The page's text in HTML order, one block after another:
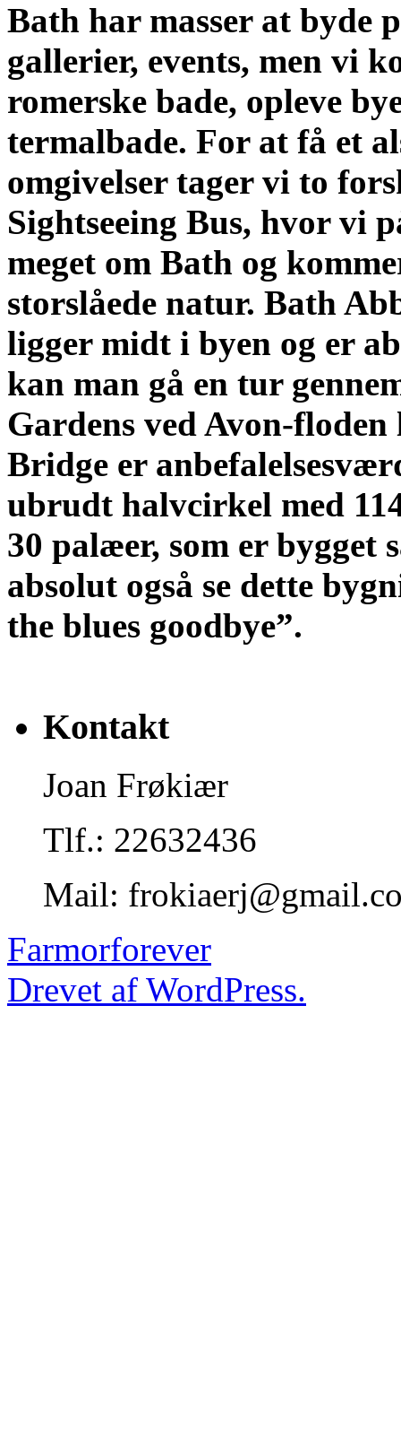
Bath har masser at byde
gallerier, events, men vi
romerske bade, opleve
termalbade. For at få et
omgivelser tager vi to
Sightseeing Bus, hvor vi
meget om Bath og
storslåede natur. Bath
ligger midt i byen og er
kan man gå en tur
Gardens ved Avon-
Bridge er
ubrudt halvcirkel med
30 palæer, som er bygget
absolut også se dette
the blues goodbye”.
Kontakt
Joan Frøkiær
Tlf.: 22632436
Mail:
Farmorforever
Drevet af WordPress.